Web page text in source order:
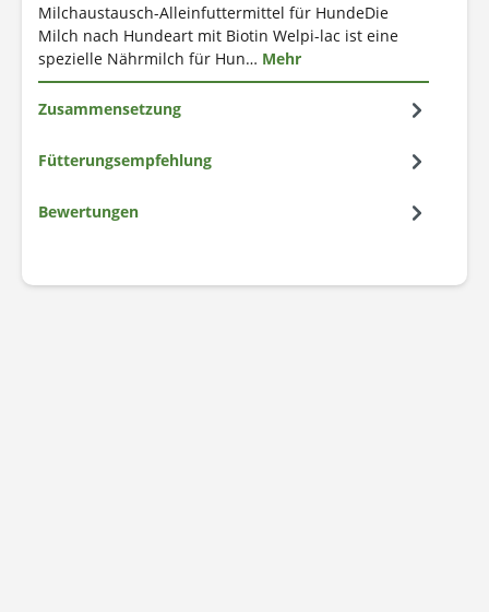
Milchaustausch-Alleinfuttermittel für HundeDie
Milch nach Hundeart mit Biotin Welpi-lac ist eine
spezielle Nährmilch für Hun… Mehr
Zusammensetzung
Fütterungsempfehlung
Bewertungen